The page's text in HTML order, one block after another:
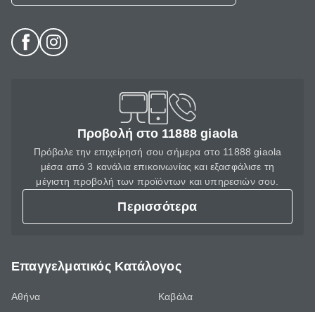
Προβολή στο 11888 giaola
Πρόβαλε την επιχείρησή σου σήμερα στο 11888 giaola
μέσα από 3 κανάλια επικοινωνίας και εξασφάλισε τη
μέγιστη προβολή των προϊόντων και υπηρεσιών σου.
Περισσότερα
Επαγγελματικός Κατάλογος
Αθήνα
Καβάλα